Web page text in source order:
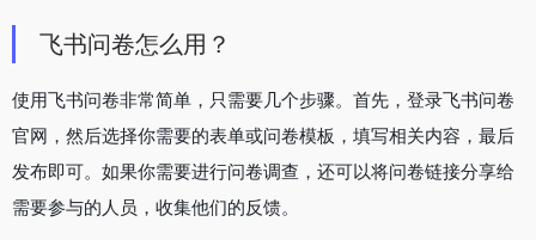
飞书问卷怎么用？
使用飞书问卷非常简单，只需要几个步骤。首先，登录飞书问卷
官网，然后选择你需要的表单或问卷模板，填写相关内容，最后
发布即可。如果你需要进行问卷调查，还可以将问卷链接分享给
需要参与的人员，收集他们的反馈。